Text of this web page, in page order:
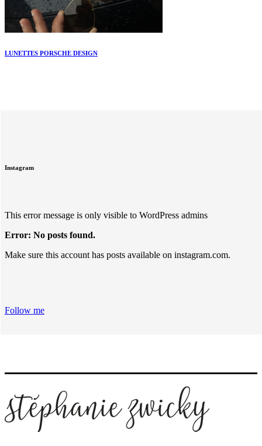
LUNETTES PORSCHE DESIGN
Instagram
This error message is only visible to WordPress admins
Error: No posts found.
Make sure this account has posts available on instagram.com.
Follow me